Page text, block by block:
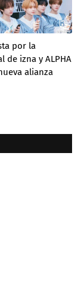
por la
de izna y ALPHA
alianza